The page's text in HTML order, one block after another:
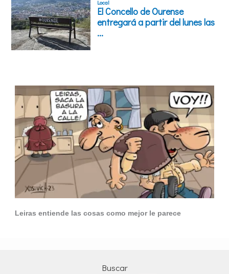
Leiras entiende las cosas como mejor le parece
Buscar